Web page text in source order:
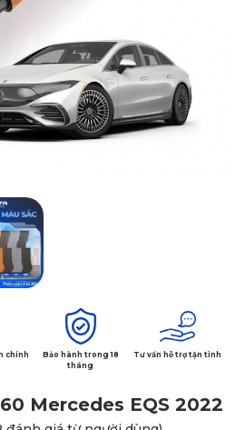
chính
Bảo hành trong 18
tháng
Tư vấn hỗ trợ tận tình
Mercedes EQS 2022